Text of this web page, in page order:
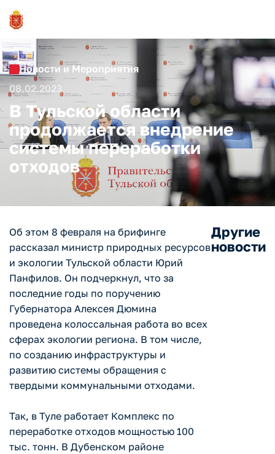
Новости и Мероприятия
08.02.2023
В Тульской области
продолжается внедрение
системы переработки
отходов
Об этом 8 февраля на брифинге
рассказал министр природных ресурсов
и экологии Тульской области Юрий
Панфилов. Он подчеркнул, что за
последние годы по поручению
Губернатора Алексея Дюмина
проведена колоссальная работа во всех
сферах экологии региона. В том числе,
по созданию инфраструктуры и
развитию системы обращения с
твердыми коммунальными отходами.
Так, в Туле работает Комплекс по
переработке отходов мощностью 100
тыс. тонн. В Дубенском районе
Другие
новости